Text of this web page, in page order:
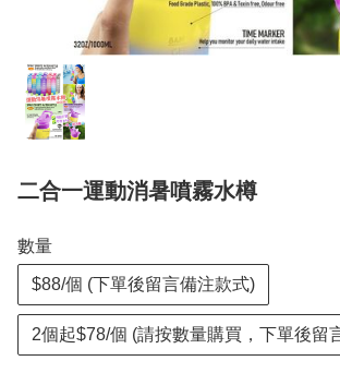
二合一運動消暑噴霧水樽
數量
$88/個 (下單後留言備注款式)
2個起$78/個 (請按數量購買，下單後留